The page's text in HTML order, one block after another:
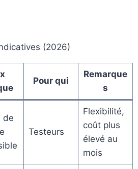
(2026)
Pour qui
Remarque
s
de
Testeurs
Flexibilité,
coût plus
élevé au
mois